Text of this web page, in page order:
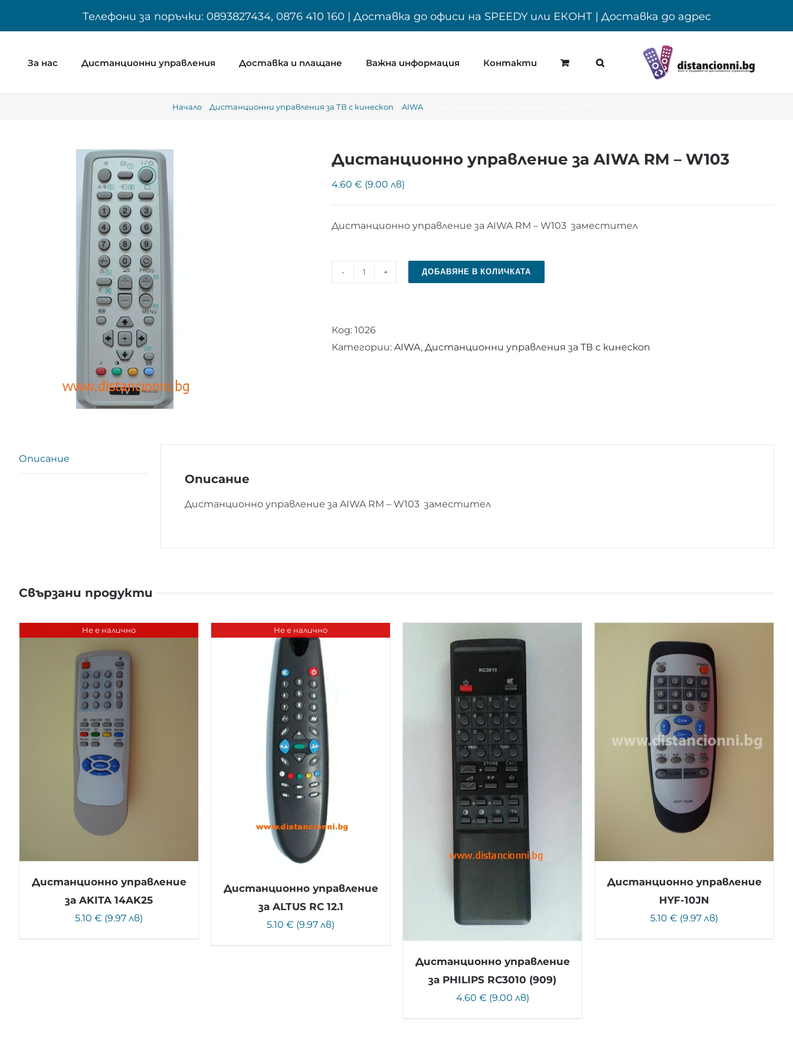
Телефони за поръчки: 0893827434, 0876 410 160 | Доставка до офиси на SPEEDY или ЕКОНТ | Доставка до адрес
За нас Дистанционни управления Доставка и плащане Важна информация Контакти
Начало Дистанционни управления за ТВ с кинескоп AIWA
Дистанционно управление за AIWA RM – W103
4.60 € (9.00 лв)
Дистанционно управление за AIWA RM – W103 заместител
количество
управление
за
ДОБАВЯНЕ В КОЛИЧКАТА
Код: 1026
Категории: AIWA, Дистанционни управления за ТВ с кинескоп
Описание
Описание
Дистанционно управление за AIWA RM – W103 заместител
Свързани продукти
Не е налично
Дистанционно управление
за AKITA 14AK25
5.10 € (9.97 лв)
Не е налично
Дистанционно управление
за ALTUS RC 12.1
5.10 € (9.97 лв)
Дистанционно управление
за PHILIPS RC3010 (909)
4.60 € (9.00 лв)
Дистанционно управление
HYF-10JN
5.10 € (9.97 лв)